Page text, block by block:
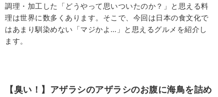
調理・加工した「どうやって思いついたのか？」と思える料
理は世界に数多くあります。そこで、今回は日本の食文化で
はあまり馴染めない「マジかよ…」と思えるグルメを紹介し
ます。
【臭い！】アザラシのアザラシのお腹に海鳥を詰め